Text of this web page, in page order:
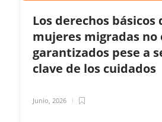
Los derechos básicos
mujeres migradas no
garantizados pese a
clave de los cuidados
Junio, 2026